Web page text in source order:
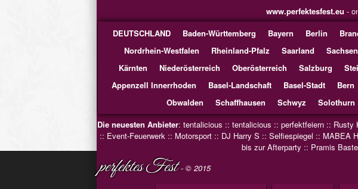
www.perfektesfest.eu -
DEUTSCHLAND
Baden-Württemberg Bayern Berlin
Nordrhein-Westfalen
Rheinland-Pfalz Saarland Sachsen
Kärnten
Niederösterreich Oberösterreich Salzburg
Appenzell Innerrhoden
Basel-Landschaft Basel-Stadt Bern
Obwalden
Schaffhausen Schwyz Solothurn
Die neuesten Anbieter: tentalicious :: tentalicious :: perfektfeiern:: Rusty
:: Event-Feuerwerk:: Motorsport:: DJ Harry S :: Selfiespiegel :: MABEA
bis zur Afterparty :: Pramis
perfektes Fest- © 2015